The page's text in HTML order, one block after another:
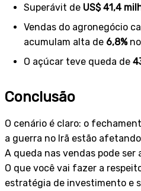
Superávit de US$ 41,4
Vendas do agronegócio
acumulam alta de 6,8%
O açúcar teve queda de
Conclusão
O cenário é claro: o
a guerra no Irã estão
A queda nas vendas pode ser
O que você vai fazer a
estratégia de investimento e